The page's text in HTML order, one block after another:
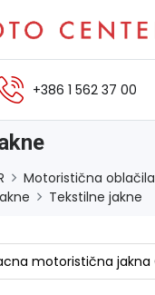
+386 1 562 37 00
Motoristična oblačila
Tekstilne jakne